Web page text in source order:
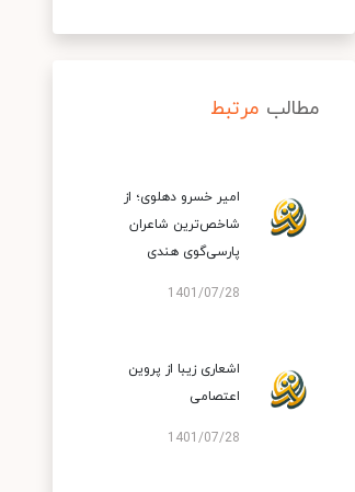
مطالب مرتبط
امیر خسرو دهلوی؛ از
شاخص‌ترین شاعران
پارسی‌گوی هندی
1401/07/28
اشعاری زیبا از پروین
اعتصامی
1401/07/28